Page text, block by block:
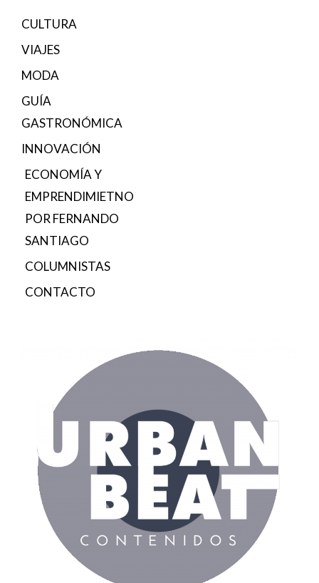
CULTURA
VIAJES
MODA
GUÍA
GASTRONÓMICA
INNOVACIÓN
ECONOMÍA Y
EMPRENDIMIETNO
POR FERNANDO
SANTIAGO
COLUMNISTAS
CONTACTO